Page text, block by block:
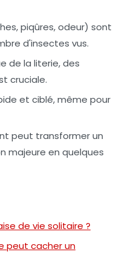
piqûres, odeur) sont
d'insectes vus.
de la literie, des
cruciale.
et ciblé, même pour
peut transformer un
majeure en quelques
de vie solitaire ?
peut cacher un